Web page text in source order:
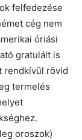
felfedezése
cég nem
óriási
gratulált is
rendkívül rövid
termelés
oroszok)